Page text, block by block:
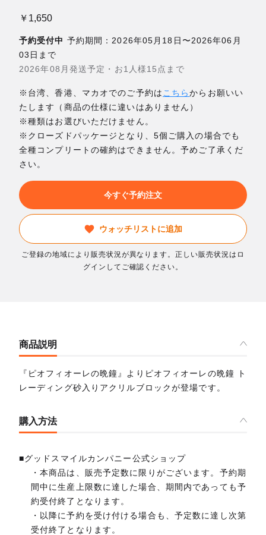
￥1,650
予約受付中 予約期間：2026年05月18日〜2026年06月
03日まで
2026年08月発送予定・お1人様15点まで
※台湾、香港、マカオでのご予約は こちらからお願いい
たします（商品の仕様に違いはありません）
※種類はお選びいただけません。
※クローズドパッケージとなり、5個ご購入の場合でも
全種コンプリートの確約はできません。予めご了承くだ
さい。
今すぐ予約注文
ウォッチリストに追加
ご登録の地域により販売状況が異なります。正しい販売状況はロ
グインしてご確認ください。
商品説明
『ピオフィオーレの晩鐘』よりピオフィオーレの晩鐘 ト
レーディング砂入りアクリルブロックが登場です。
購入方法
■グッドスマイルカンパニー公式ショップ
・本商品は、販売予定数に限りがございます。予約期
間中に生産上限数に達した場合、期間内であっても予
約受付終了となります。
・以降に予約を受け付ける場合も、予定数に達し次第
受付終了となります。